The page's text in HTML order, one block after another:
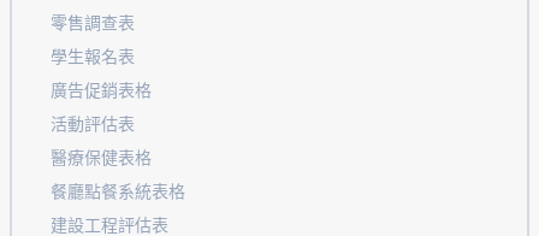
零售調查表
學生報名表
廣告促銷表格
活動評估表
醫療保健表格
餐廳點餐系統表格
建設工程評估表